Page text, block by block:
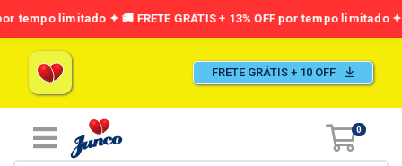
FRETE GRÁTIS + 10 OFF
0